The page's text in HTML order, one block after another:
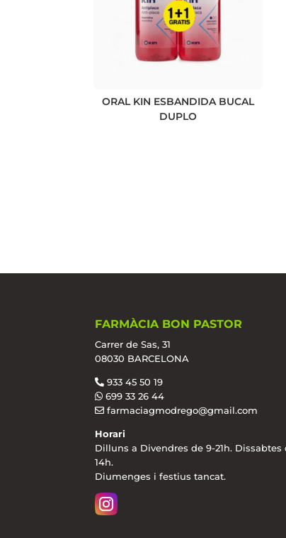
ORAL KIN ESBANDIDA BUCAL
DUPLO
FARMÀCIA BON PASTOR
Carrer de Sas, 31
08030 BARCELONA
933 45 50 19
699 33 26 44
farmaciagmodrego@gmail.com
Horari
Dilluns a Divendres de 9-21h. Dissabtes
14h.
Diumenges i festius tancat.